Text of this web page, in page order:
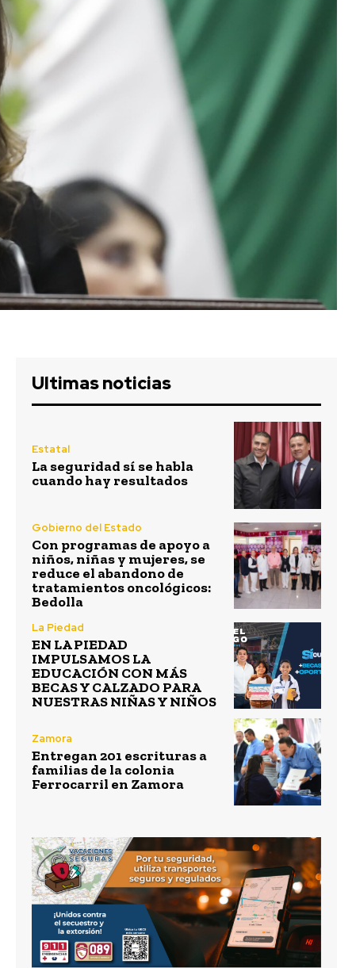
Ultimas noticias
Estatal
La seguridad sí se habla
cuando hay resultados
Gobierno del Estado
Con programas de apoyo a
niños, niñas y mujeres, se
reduce el abandono de
tratamientos oncológicos:
Bedolla
La Piedad
EN LA PIEDAD
IMPULSAMOS LA
EDUCACIÓN CON MÁS
BECAS Y CALZADO PARA
NUESTRAS NIÑAS Y NIÑOS
Zamora
Entregan 201 escrituras a
familias de la colonia
Ferrocarril en Zamora